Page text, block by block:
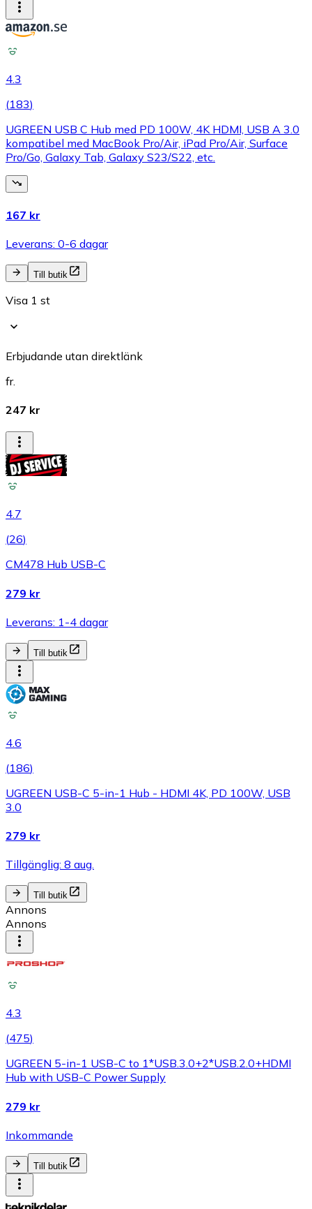
4.3
(183)
UGREEN USB C Hub med PD 100W, 4K HDMI, USB A 3.0
kompatibel med MacBook Pro/Air, iPad Pro/Air, Surface
Pro/Go, Galaxy Tab, Galaxy S23/S22, etc.
167 kr
Leverans: 0-6 dagar
Till butik
Visa 1 st
Erbjudande utan direktlänk
fr.
247 kr
4.7
(26)
CM478 Hub USB-C
279 kr
Leverans: 1-4 dagar
Till butik
4.6
(186)
UGREEN USB-C 5-in-1 Hub - HDMI 4K, PD 100W, USB
3.0
279 kr
Tillgänglig: 8 aug.
Till butik
Annons
Annons
4.3
(475)
UGREEN 5-in-1 USB-C to 1*USB.3.0+2*USB.2.0+HDMI
Hub with USB-C Power Supply
279 kr
Inkommande
Till butik